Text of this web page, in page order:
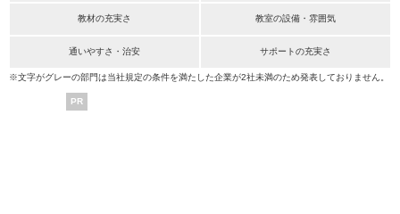
教材の充実さ 教室の設備・雰囲気
通いやすさ・治安 サポートの充実さ
※文字がグレーの部門は当社規定の条件を満たした企業が2社未満のため発表しておりません。
PR